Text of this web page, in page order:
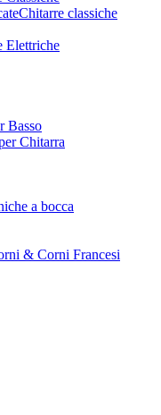
Chitarre classiche
Elettriche
Basso
Chitarra
a bocca
& Corni Francesi